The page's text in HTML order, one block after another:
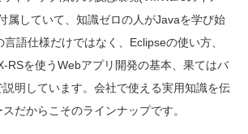
属していて、知識ゼロの人がJavaを学び始
語仕様だけではなく、Eclipseの使い方、
RSを使うWebアプリ開発の基本、果てはバ
明しています。会社で使える実用知識を伝
だからこそのラインナップです。